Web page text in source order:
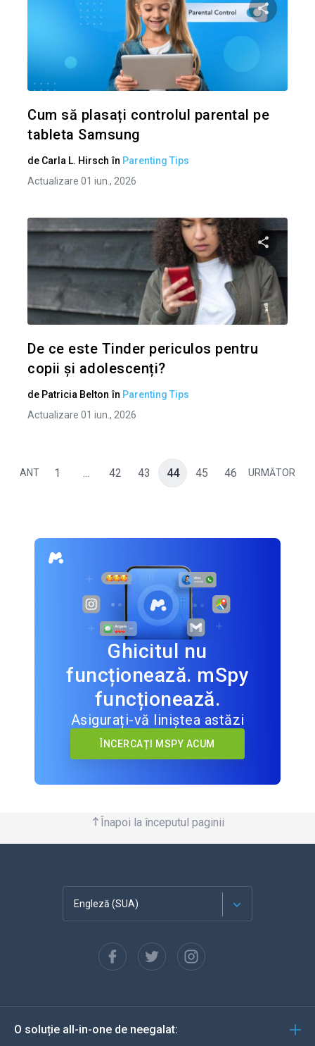
Cum să plasați controlul parental pe
tableta Samsung
de Carla L. Hirsch în Parenting Tips
Actualizare 01 iun., 2026
Condividi
De ce este Tinder periculos pentru
copii și adolescenți?
de Patricia Belton în Parenting Tips
Actualizare 01 iun., 2026
ANT 1 ... 42 43 44 45 46 URMĂTOR
Ghicitul nu
funcționează. mSpy
funcționează.
Asigurați-vă liniștea astăzi
ÎNCERCAȚI MSPY ACUM
Înapoi la începutul paginii
Engleză (SUA)
Español
Deutsch
O soluție all-in-one de neegalat: